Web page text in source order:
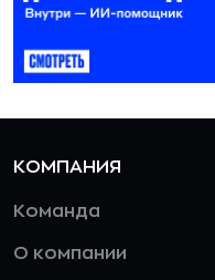
КОМПАНИЯ
Команда
О компании